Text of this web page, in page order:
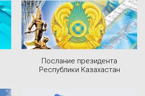
Послание президента
Республики Казахастан